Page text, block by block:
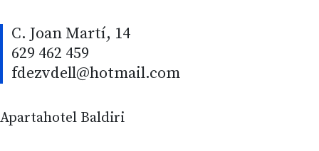
C. Joan Martí, 14
629 462 459
fdezvdell@hotmail.com
Apartahotel Baldiri